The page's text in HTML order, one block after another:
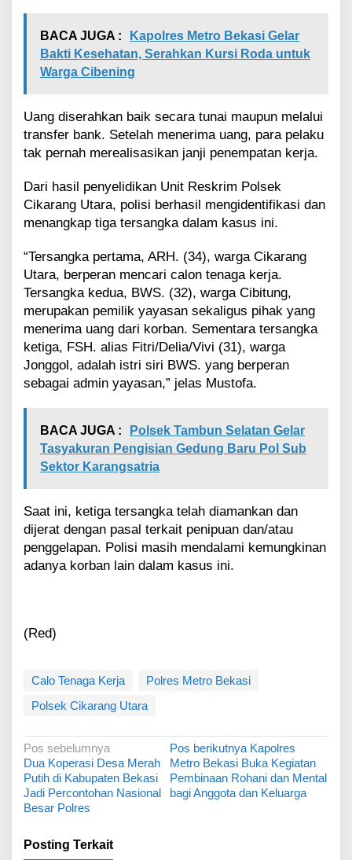
BACA JUGA :
Kapolres Metro Bekasi Gelar
Bakti Kesehatan, Serahkan Kursi Roda untuk
Warga Cibening
Uang diserahkan baik secara tunai maupun melalui
transfer bank. Setelah menerima uang, para pelaku
tak pernah merealisasikan janji penempatan kerja.
Dari hasil penyelidikan Unit Reskrim Polsek
Cikarang Utara, polisi berhasil mengidentifikasi dan
menangkap tiga tersangka dalam kasus ini.
“Tersangka pertama, ARH. (34), warga Cikarang
Utara, berperan mencari calon tenaga kerja.
Tersangka kedua, BWS. (32), warga Cibitung,
merupakan pemilik yayasan sekaligus pihak yang
menerima uang dari korban. Sementara tersangka
ketiga, FSH. alias Fitri/Delia/Vivi (31), warga
Jonggol, adalah istri siri BWS. yang berperan
sebagai admin yayasan,” jelas Mustofa.
BACA JUGA :
Polsek Tambun Selatan Gelar
Tasyakuran Pengisian Gedung Baru Pol Sub
Sektor Karangsatria
Saat ini, ketiga tersangka telah diamankan dan
dijerat dengan pasal terkait penipuan dan/atau
penggelapan. Polisi masih mendalami kemungkinan
adanya korban lain dalam kasus ini.
(Red)
Calo Tenaga Kerja
Polres Metro Bekasi
Polsek Cikarang Utara
N
a
v
i
g
Pos sebelumnya
Dua Koperasi Desa Merah
Putih di Kabupaten Bekasi
Jadi Percontohan Nasional
Pos berikutnya Kapolres
Metro Bekasi Buka Kegiatan
Pembinaan Rohani dan Mental
bagi Anggota dan Keluarga
Besar Polres
Posting Terkait